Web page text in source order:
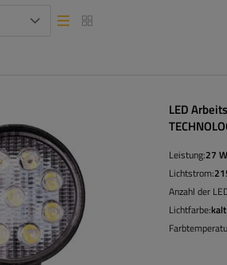
Listenansicht
Listenansicht
LED
Leistung:27 W
Lichtstrom:
Anzahl der
Lichtfarbe:kalt